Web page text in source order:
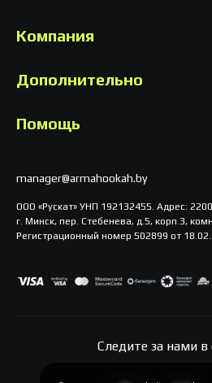
Компания
Дополнительно
Помощь
manager@armahookah.by
ООО «Рускат» УНП 192132455. Адрес:
г. Минск, пер. Стебенева, д.5, корп.3,
Регистрационный номер 502899 от
Следите за нами в